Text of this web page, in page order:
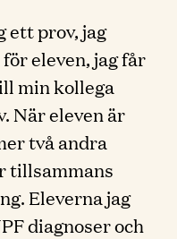
ett prov, jag
eleven, jag får
min kollega
När eleven är
två andra
tillsammans
Eleverna jag
diagnoser och